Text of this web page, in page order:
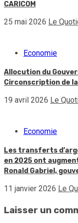
CARICOM
25 mai 2026 Le
Economie
Allocution du
Circonscription de
19 avril 2026 Le
Economie
Les transferts
en 2025 ont
Ronald Gabriel,
11 janvier 2026 Le
Laisser un